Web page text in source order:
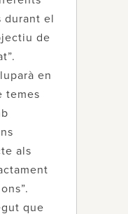
el
de
en
temes
als
que